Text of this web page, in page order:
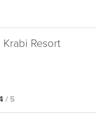
Krabi Resort
/ 5